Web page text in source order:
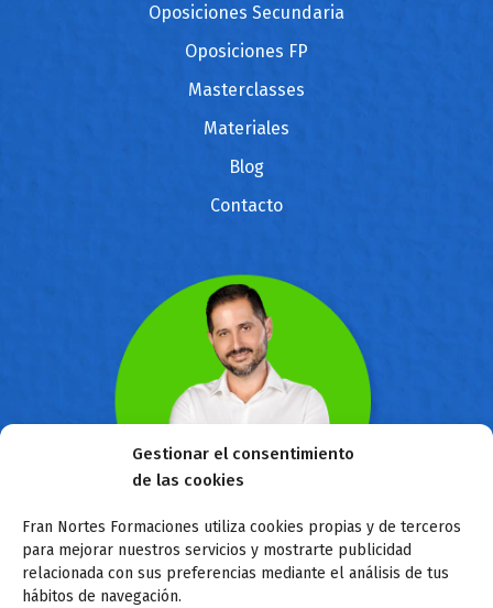
Gestionar el consentimiento
de las cookies
Fran Nortes Formaciones utiliza cookies propias y de terceros
para mejorar nuestros servicios y mostrarte publicidad
relacionada con sus preferencias mediante el análisis de tus
hábitos de navegación.
Oposiciones Secundaria
Oposiciones FP
Masterclasses
Materiales
Blog
Contacto
Sobre mí